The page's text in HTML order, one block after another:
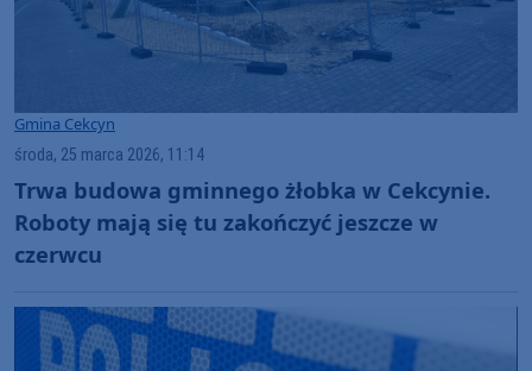
Gmina Cekcyn
środa, 25 marca 2026, 11:14
Trwa budowa gminnego żłobka w Cekcynie.
Roboty mają się tu zakończyć jeszcze w
czerwcu